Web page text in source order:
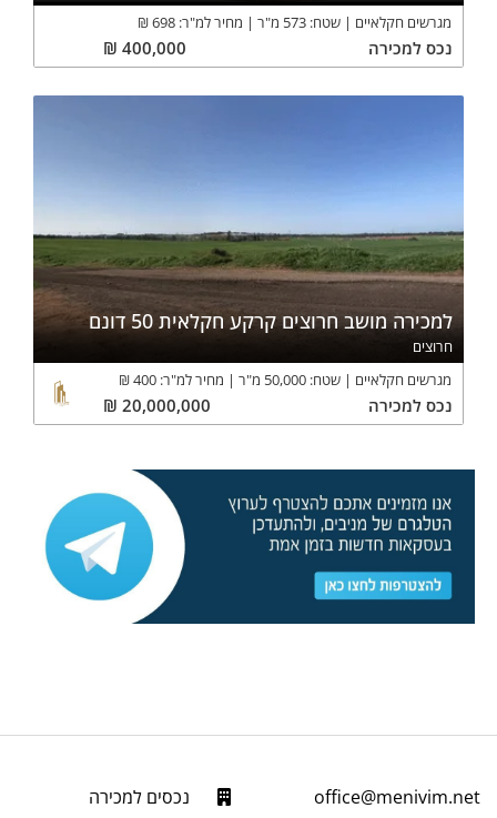
מגרשים חקלאיים
שטח: 573 מ"ר מחיר למ"ר: 698
₪
נכס למכירה 400,000
₪
למכירה מושב חרוצים קרקע חקלאית 50 דונם
חרוצים
מגרשים חקלאיים
שטח: 50,000 מ"ר מחיר למ"ר: 400
₪
נכס למכירה 20,000,000
₪
office@menivim.net
נכסים למכירה